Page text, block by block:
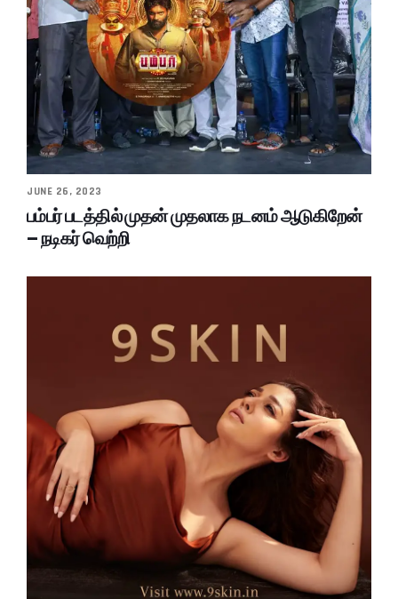
JUNE 26, 2023
பம்பர் படத்தில் முதன் முதலாக நடனம் ஆடுகிறேன்
– நடிகர் வெற்றி